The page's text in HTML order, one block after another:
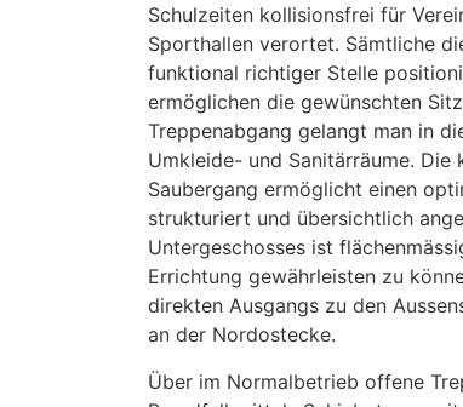
Schulzeiten kollisionsfrei für
Sporthallen verortet. Sämtliche
funktional richtiger Stelle
ermöglichen die gewünschten
Treppenabgang gelangt man in
Umkleide- und Sanitärräume. Die
Saubergang ermöglicht einen
strukturiert und übersichtlich
Untergeschosses ist
Errichtung gewährleisten zu
direkten Ausgangs zu den
an der Nordostecke.
Über im Normalbetrieb offene